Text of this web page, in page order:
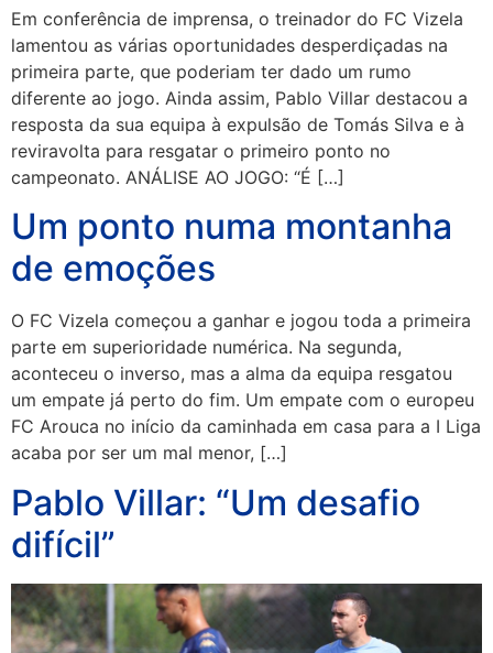
Em conferência de imprensa, o treinador do FC Vizela
lamentou as várias oportunidades desperdiçadas na
primeira parte, que poderiam ter dado um rumo
diferente ao jogo. Ainda assim, Pablo Villar destacou a
resposta da sua equipa à expulsão de Tomás Silva e à
reviravolta para resgatar o primeiro ponto no
campeonato. ANÁLISE AO JOGO: “É […]
Um ponto numa montanha
de emoções
O FC Vizela começou a ganhar e jogou toda a primeira
parte em superioridade numérica. Na segunda,
aconteceu o inverso, mas a alma da equipa resgatou
um empate já perto do fim. Um empate com o europeu
FC Arouca no início da caminhada em casa para a I Liga
acaba por ser um mal menor, […]
Pablo Villar: “Um desafio
difícil”